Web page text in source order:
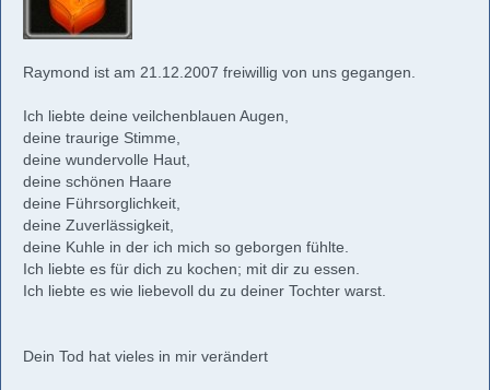
Raymond ist am 21.12.2007 freiwillig von uns gegangen.
Ich liebte deine veilchenblauen Augen,
deine traurige Stimme,
deine wundervolle Haut,
deine schönen Haare
deine Führsorglichkeit,
deine Zuverlässigkeit,
deine Kuhle in der ich mich so geborgen fühlte.
Ich liebte es für dich zu kochen; mit dir zu essen.
Ich liebte es wie liebevoll du zu deiner Tochter warst.
Dein Tod hat vieles in mir verändert